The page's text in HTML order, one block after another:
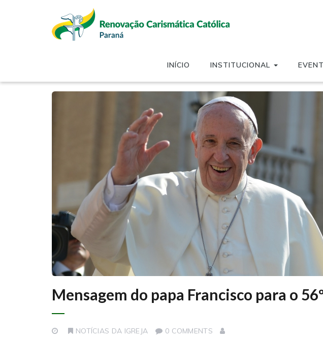
INÍCIO INSTITUCIONAL
Mensagem do papa Francisco para o
NOTÍCIAS DA IGREJA 0 COMMENTS